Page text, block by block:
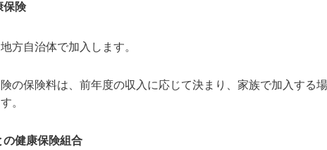
保険
方自治体で加入します。
の保険料は、前年度の収入に応じて決まり、 家族で加入する
。
の健康保険組合